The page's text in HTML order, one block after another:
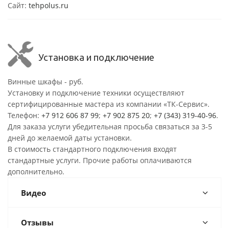
Сайт: tehpolus.ru
Установка и подключение
Винные шкафы - руб.
Установку и подключение техники осуществляют
сертифицированные мастера из компании «ТК-Сервис».
Телефон: +7 912 606 87 99; +7 902 875 20; +7 (343) 319-40-96.
Для заказа услуги убедительная просьба связаться за 3-5
дней до желаемой даты установки.
В стоимость стандартного подключения входят
стандартные услуги. Прочие работы оплачиваются
дополнительно.
Видео
Отзывы